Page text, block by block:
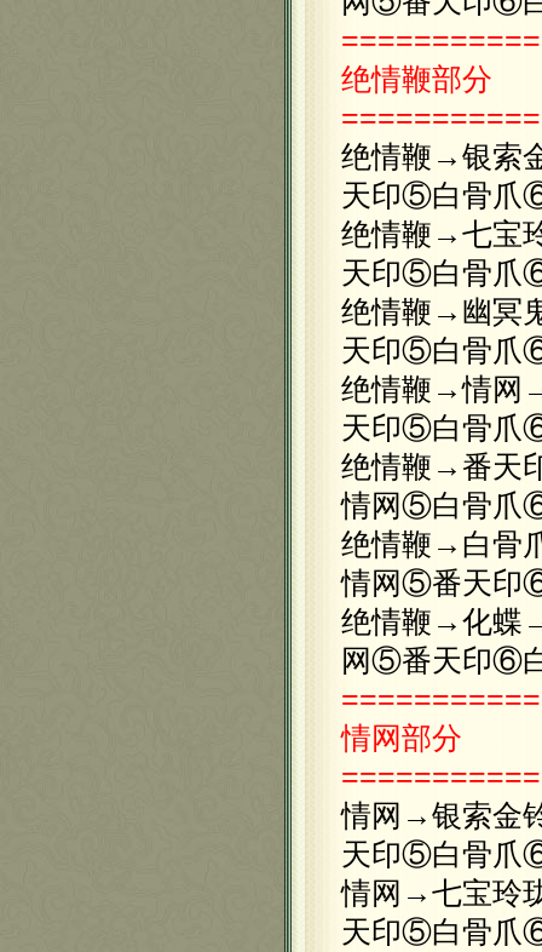
绝情鞭部分
绝情鞭→银索
天印⑤白骨爪
绝情鞭→七宝
天印⑤白骨爪
绝情鞭→幽冥
天印⑤白骨爪
绝情鞭→情网
天印⑤白骨爪
绝情鞭→番天
情网⑤白骨爪
绝情鞭→白骨
情网⑤番天印
绝情鞭→化蝶
网⑤番天印⑥
情网部分
情网→银索金
天印⑤白骨爪
情网→七宝玲
天印⑤白骨爪